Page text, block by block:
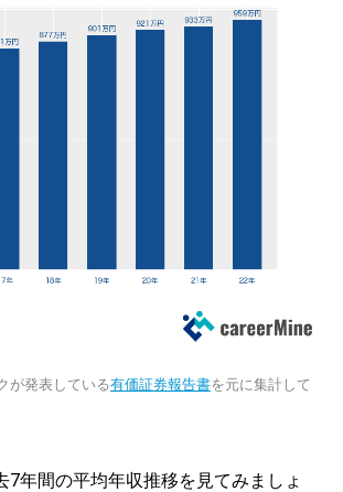
が発表している有価証券報告書を元に集計して
7年間の平均年収推移を見てみましょ